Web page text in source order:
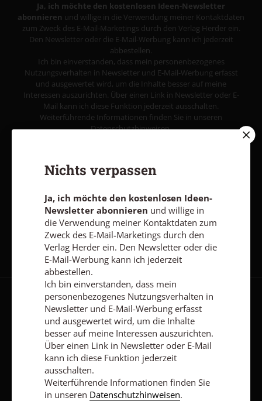
Ja, ich möchte den kostenlosen Ideen-Newsletter
abonnieren und willige in die Verwendung meiner Kontaktdaten
zum Zweck des E-Mail-Marketings durch den Verlag Herder ein.
Den Newsletter oder die E-Mail-Werbung kann ich jederzeit
abbestellen.
Ich bin einverstanden, dass mein personenbezogenes
Nutzungsverhalten in Newsletter und E-Mail-Werbung erfasst
und ausgewertet wird, um die Inhalte besser auf meine
Interessen auszurichten. Über einen Link in Newsletter oder E-
Mail kann ich diese Funktion jederzeit ausschalten.
Weiterführende Informationen finden Sie in unseren
Datenschutzhinweisen.
Jetzt anmelden
AGB und Widerrufsbelehrung Datenschutz Barrierefreiheit
Impressum
Vertrag widerrufen Abo online kündigen
Nichts verpassen
Ja, ich möchte den kostenlosen Ideen-
Newsletter abonnieren und willige in
die Verwendung meiner Kontaktdaten zum
Zweck des E-Mail-Marketings durch den
Verlag Herder ein. Den Newsletter oder die
E-Mail-Werbung kann ich jederzeit
abbestellen.
Ich bin einverstanden, dass mein
personenbezogenes Nutzungsverhalten in
Newsletter und E-Mail-Werbung erfasst
und ausgewertet wird, um die Inhalte
besser auf meine Interessen auszurichten.
Über einen Link in Newsletter oder E-Mail
kann ich diese Funktion jederzeit
ausschalten.
Weiterführende Informationen finden Sie
in unseren Datenschutzhinweisen.